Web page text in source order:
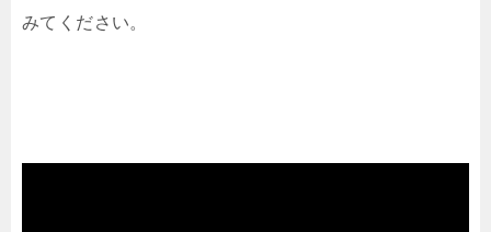
みてください。